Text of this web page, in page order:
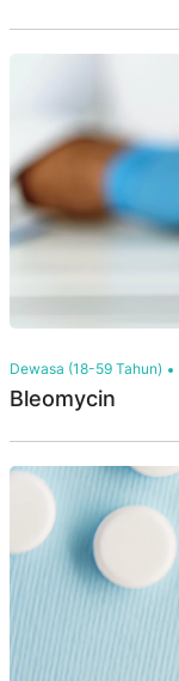
Dewasa (18-59 Tahun)
Bleomycin